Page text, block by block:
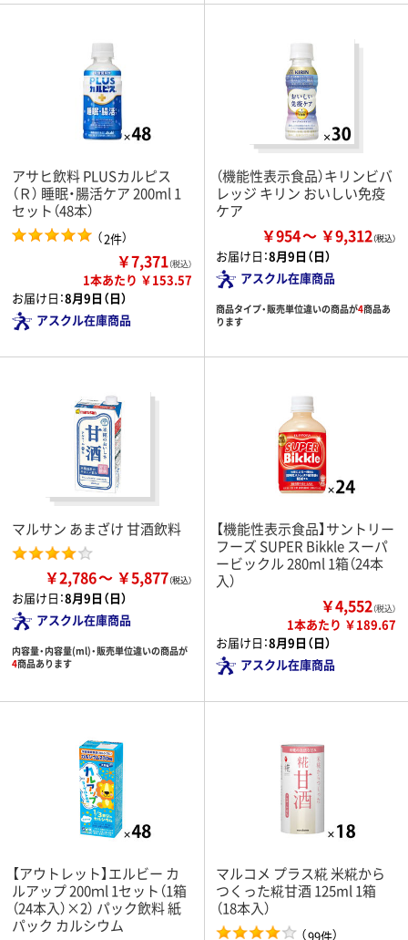
アサヒ飲料 PLUSカルピス
（Ｒ） 睡眠・腸活ケア 200ml 1
セット（48本）
（2件）
￥7,371（税込）
1本あたり ￥153.57
お届け日：8月9日（日）
アスクル在庫商品
（機能性表示食品）キリンビバ
レッジ キリン おいしい免疫
ケア
￥954 ￥9,312
お届け日：8月9日（日）
アスクル在庫商品
商品タイプ・販売単位違いの商品が4商品あ
ります
マルサン あまざけ 甘酒飲料
￥2,786 ￥5,877
お届け日：8月9日（日）
アスクル在庫商品
内容量・内容量(ml)・販売単位違いの商品が
4商品あります
【機能性表示食品】サントリー
フーズ SUPER Bikkle スーパ
ービックル 280ml 1箱（24本
入）
￥4,552（税込）
1本あたり ￥189.67
お届け日：8月9日（日）
アスクル在庫商品
【アウトレット】エルビー カ
ルアップ 200ｍl 1セット（1箱
（24本入）×2） パック飲料 紙
パック カルシウム
マルコメ プラス糀 米糀から
つくった糀甘酒 125ml 1箱
（18本入）
（99件）